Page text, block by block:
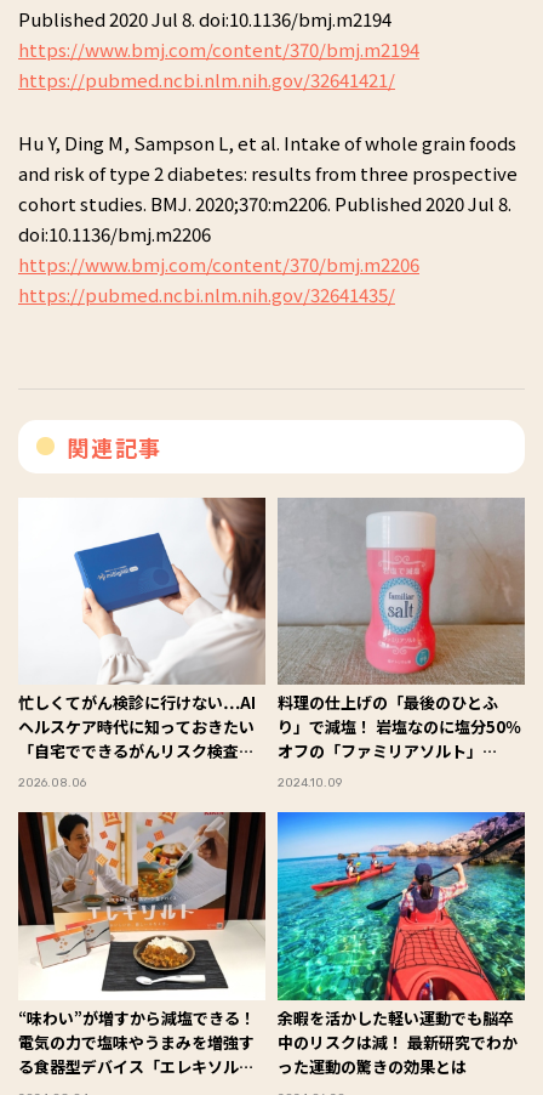
Published 2020 Jul 8. doi:10.1136/bmj.m2194
https://www.bmj.com/content/370/bmj.m2194
https://pubmed.ncbi.nlm.nih.gov/32641421/
Hu Y, Ding M, Sampson L, et al. Intake of whole grain foods
and risk of type 2 diabetes: results from three prospective
cohort studies. BMJ. 2020;370:m2206. Published 2020 Jul 8.
doi:10.1136/bmj.m2206
https://www.bmj.com/content/370/bmj.m2206
https://pubmed.ncbi.nlm.nih.gov/32641435/
関連記事
忙しくてがん検診に行けない…AI
ヘルスケア時代に知っておきたい
「自宅でできるがんリスク検査」
とは【前編】
2026.08.06
料理の仕上げの「最後のひとふ
り」で減塩！ 岩塩なのに塩分50％
オフの「ファミリアソルト」
#Omezaトーク
2024.10.09
“味わい”が増すから減塩できる！
電気の力で塩味やうまみを増強す
る食器型デバイス「エレキソル
余暇を活かした軽い運動でも脳卒
中のリスクは減！ 最新研究でわか
った運動の驚きの効果とは